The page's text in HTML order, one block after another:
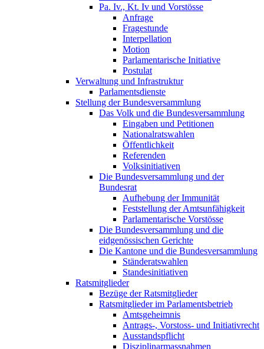
Pa. Iv., Kt. Iv und Vorstösse
Anfrage
Fragestunde
Interpellation
Motion
Parlamentarische Initiative
Postulat
Verwaltung und Infrastruktur
Parlamentsdienste
Stellung der Bundesversammlung
Das Volk und die Bundesversammlung
Eingaben und Petitionen
Nationalratswahlen
Öffentlichkeit
Referenden
Volksinitiativen
Die Bundesversammlung und der
Bundesrat
Aufhebung der Immunität
Feststellung der Amtsunfähigkeit
Parlamentarische Vorstösse
Die Bundesversammlung und die
eidgenössischen Gerichte
Die Kantone und die Bundesversammlung
Ständeratswahlen
Standesinitiativen
Ratsmitglieder
Bezüge der Ratsmitglieder
Ratsmitglieder im Parlamentsbetrieb
Amtsgeheimnis
Antrags-, Vorstoss- und Initiativrecht
Ausstandspflicht
Disziplinarmassnahmen